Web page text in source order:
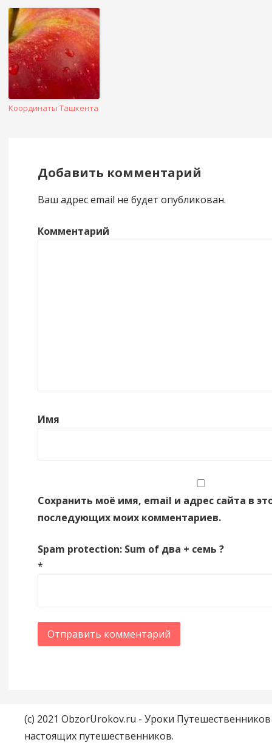
Координаты Ташкента
Добавить комментарий
Ваш адрес email не будет опубликован.
Комментарий
Имя
Сохранить моё имя, email и адрес сайта в
последующих моих комментариев.
Spam protection: Sum of два + семь ?
*
(c) 2021 ObzorUrokov.ru - Уроки
настоящих путешественников.